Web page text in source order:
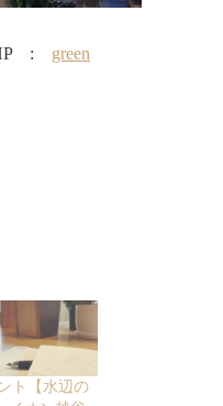
HP : green
ト【水辺の